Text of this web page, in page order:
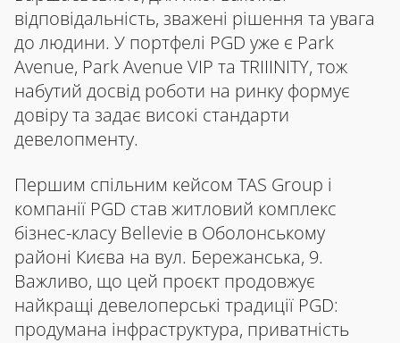
відповідальність, зважені рішення та увага
до людини. У портфелі PGD уже є Park
Avenue, Park Avenue VIP та TRIIINITY, тож
набутий досвід роботи на ринку формує
довіру та задає високі стандарти
девелопменту.
Першим спільним кейсом TAS Group і
компанії PGD cтав житловий комплекс
бізнес-класу Bellevie в Оболонському
районі Києва на вул. Бережанська, 9.
Важливо, що цей проєкт продовжує
найкращі девелоперські традиції PGD:
продумана інфраструктура, приватність